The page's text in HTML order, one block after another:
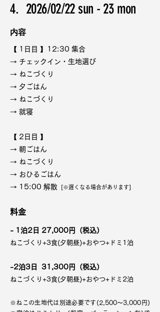
4. 2026/02/22 sun - 23 mon
​内容
【 1日目 】
12:30 集合
→ チェックイン・生地選び
→ ねこづくり
→ 夕ごはん
​→ ねこづくり
→ 就寝
【 2日目 】
→ 朝ごはん
→ ねこづくり
→ おひるごはん
→ 15:00 解散
[※遅くなる場合があります]
料金
- 1泊2日 27,000円（税込）
ねこづくり+3食(夕朝昼)+おやつ+ドミ1泊
-2泊3日 31,300円（税込）
ねこづくり+3食(夕朝昼)+おやつ+ドミ2泊​
※ねこの生地代は別途必要です(2,500〜3,000円)